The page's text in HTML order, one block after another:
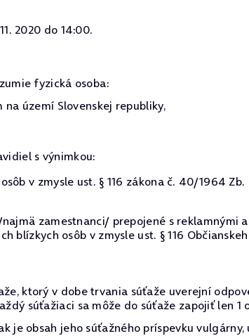
2020 do 14:00.
fyzická osoba:
území Slovenskej republiky,
s výnimkou:
v zmysle ust. § 116 zákona č. 40/1964
zamestnanci/ prepojené s
blízkych osôb v zmysle ust. § 116
ktorý v dobe trvania súťaže uverejní
súťažiaci sa môže do súťaže zapojiť len
je obsah jeho súťažného príspevku